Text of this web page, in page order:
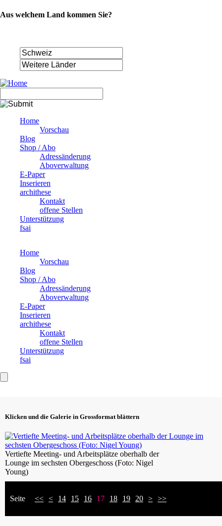
Aus welchem Land kommen Sie?
überspringen
Home
Vorschau
Blog
Shop / Abo
Adressänderung
Aboverwaltung
E-Paper
Inserieren
archithese
Kontakt
offene Stellen
Unterstützung
fsai
Home
Vorschau
Blog
Shop / Abo
Adressänderung
Aboverwaltung
E-Paper
Inserieren
archithese
Kontakt
offene Stellen
Unterstützung
fsai
Klicken und die Galerie in Grossformat blättern
Vertiefte Meeting- und Arbeitsplätze oberhalb der
Lounge im sechsten Obergeschoss (Foto: Nigel
Young)
Seite << < 14 15 16 17 18 19 20 > >>